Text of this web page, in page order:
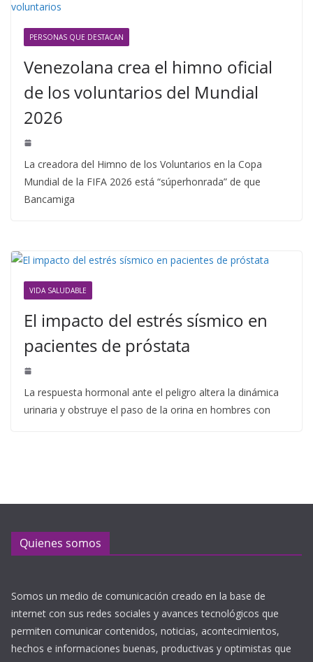
PERSONAS QUE DESTACAN
Venezolana crea el himno oficial
de los voluntarios del Mundial
2026
La creadora del Himno de los Voluntarios en la Copa
Mundial de la FIFA 2026 está “súperhonrada” de que
Bancamiga
VIDA SALUDABLE
El impacto del estrés sísmico en
pacientes de próstata
La respuesta hormonal ante el peligro altera la dinámica
urinaria y obstruye el paso de la orina en hombres con
Quienes somos
Somos un medio de comunicación creado en la base de
internet con sus redes sociales y avances tecnológicos que
permiten comunicar contenidos, noticias, acontecimientos,
hechos e informaciones buenas, productivas y optimistas que